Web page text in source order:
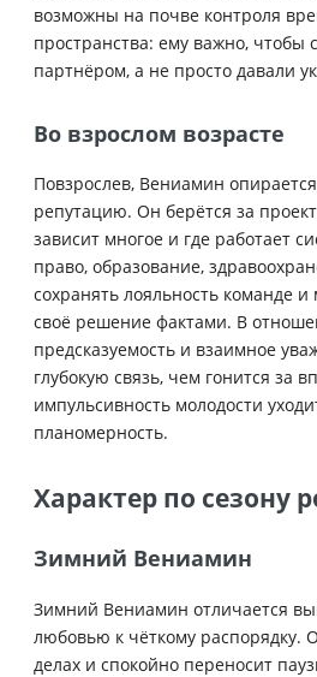
возможны на почве контроля
пространства: ему важно, чтобы
партнёром, а не просто давали
Во взрослом возрасте
Повзрослев, Вениамин
репутацию. Он берётся за
зависит многое и где работает
право, образование,
сохранять лояльность команде и
своё решение фактами. В
предсказуемость и взаимное
глубокую связь, чем гонится за
импульсивность молодости
планомерность.
Характер по сезону
Зимний Вениамин
Зимний Вениамин отличается
любовью к чёткому распорядку.
делах и спокойно переносит